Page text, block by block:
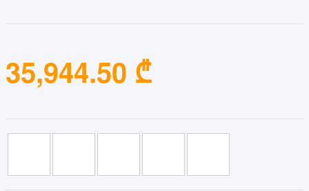
35,944.50 ₾